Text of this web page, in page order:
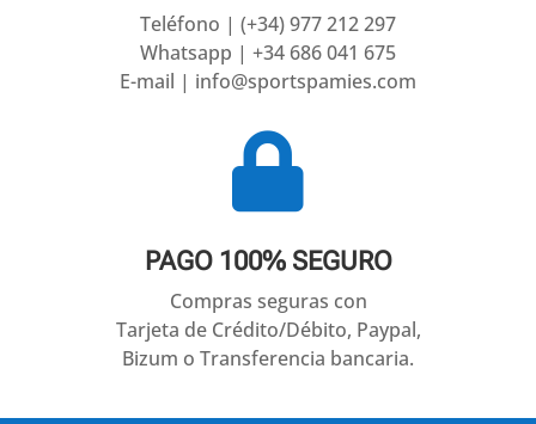
Teléfono | (+34) 977 212 297
Whatsapp | +34 686 041 675
E-mail | info@sportspamies.com

PAGO 100% SEGURO
Compras seguras con
Tarjeta de Crédito/Débito, Paypal,
Bizum o Transferencia bancaria.